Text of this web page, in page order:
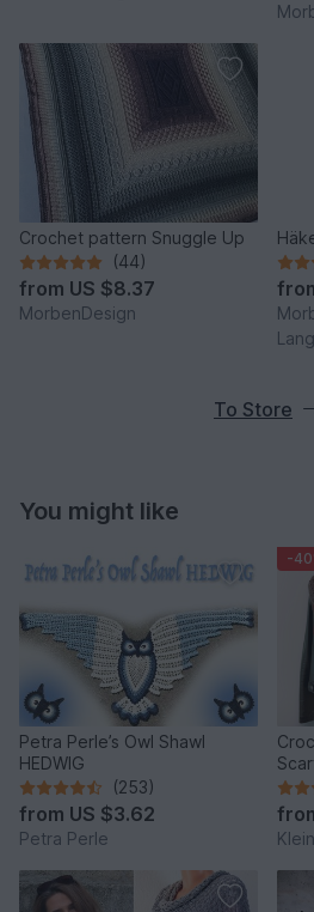
Crochet pattern Snuggle Up
(44)
from US $8.37
MorbenDesign
To Store
You might like
Petra Perle’s Owl Shawl
HEDWIG
(253)
from US $3.62
Petra Perle
-